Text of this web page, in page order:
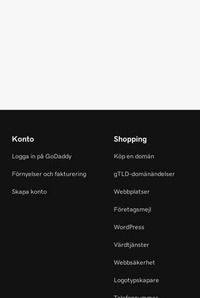
Konto
Logga in på GoDaddy
Förnyelser och fakturering
Skapa konto
Shopping
Köp en domän
gTLD-domänändelser
Webbplatser
Företagsmejl
WordPress
Värdtjänster
Webbsäkerhet
Logotypskapare